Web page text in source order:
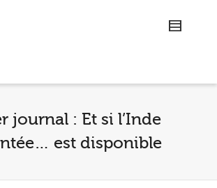
journal : Et si l’Inde
est disponible